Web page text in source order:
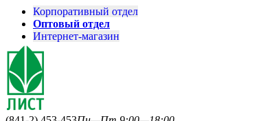
Корпоративный отдел
Оптовый отдел
Интернет-магазин